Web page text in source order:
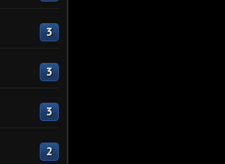
3
3
3
2